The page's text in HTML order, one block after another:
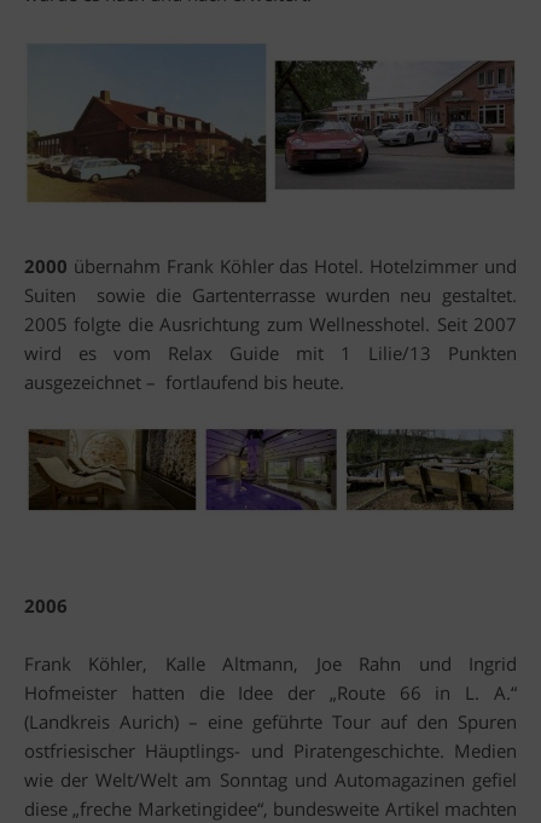
2000 übernahm Frank Köhler das Hotel. Hotelzimmer und
Suiten sowie die Gartenterrasse wurden neu gestaltet.
2005 folgte die Ausrichtung zum Wellnesshotel. Seit 2007
wird es vom Relax Guide mit 1 Lilie/13 Punkten
ausgezeichnet – fortlaufend bis heute.
2006
Frank Köhler, Kalle Altmann, Joe Rahn und Ingrid
Hofmeister hatten die Idee der „Route 66 in L. A.“
(Landkreis Aurich) – eine geführte Tour auf den Spuren
ostfriesischer Häuptlings- und Piratengeschichte. Medien
wie der Welt/Welt am Sonntag und Automagazinen gefiel
diese „freche Marketingidee“, bundesweite Artikel machten